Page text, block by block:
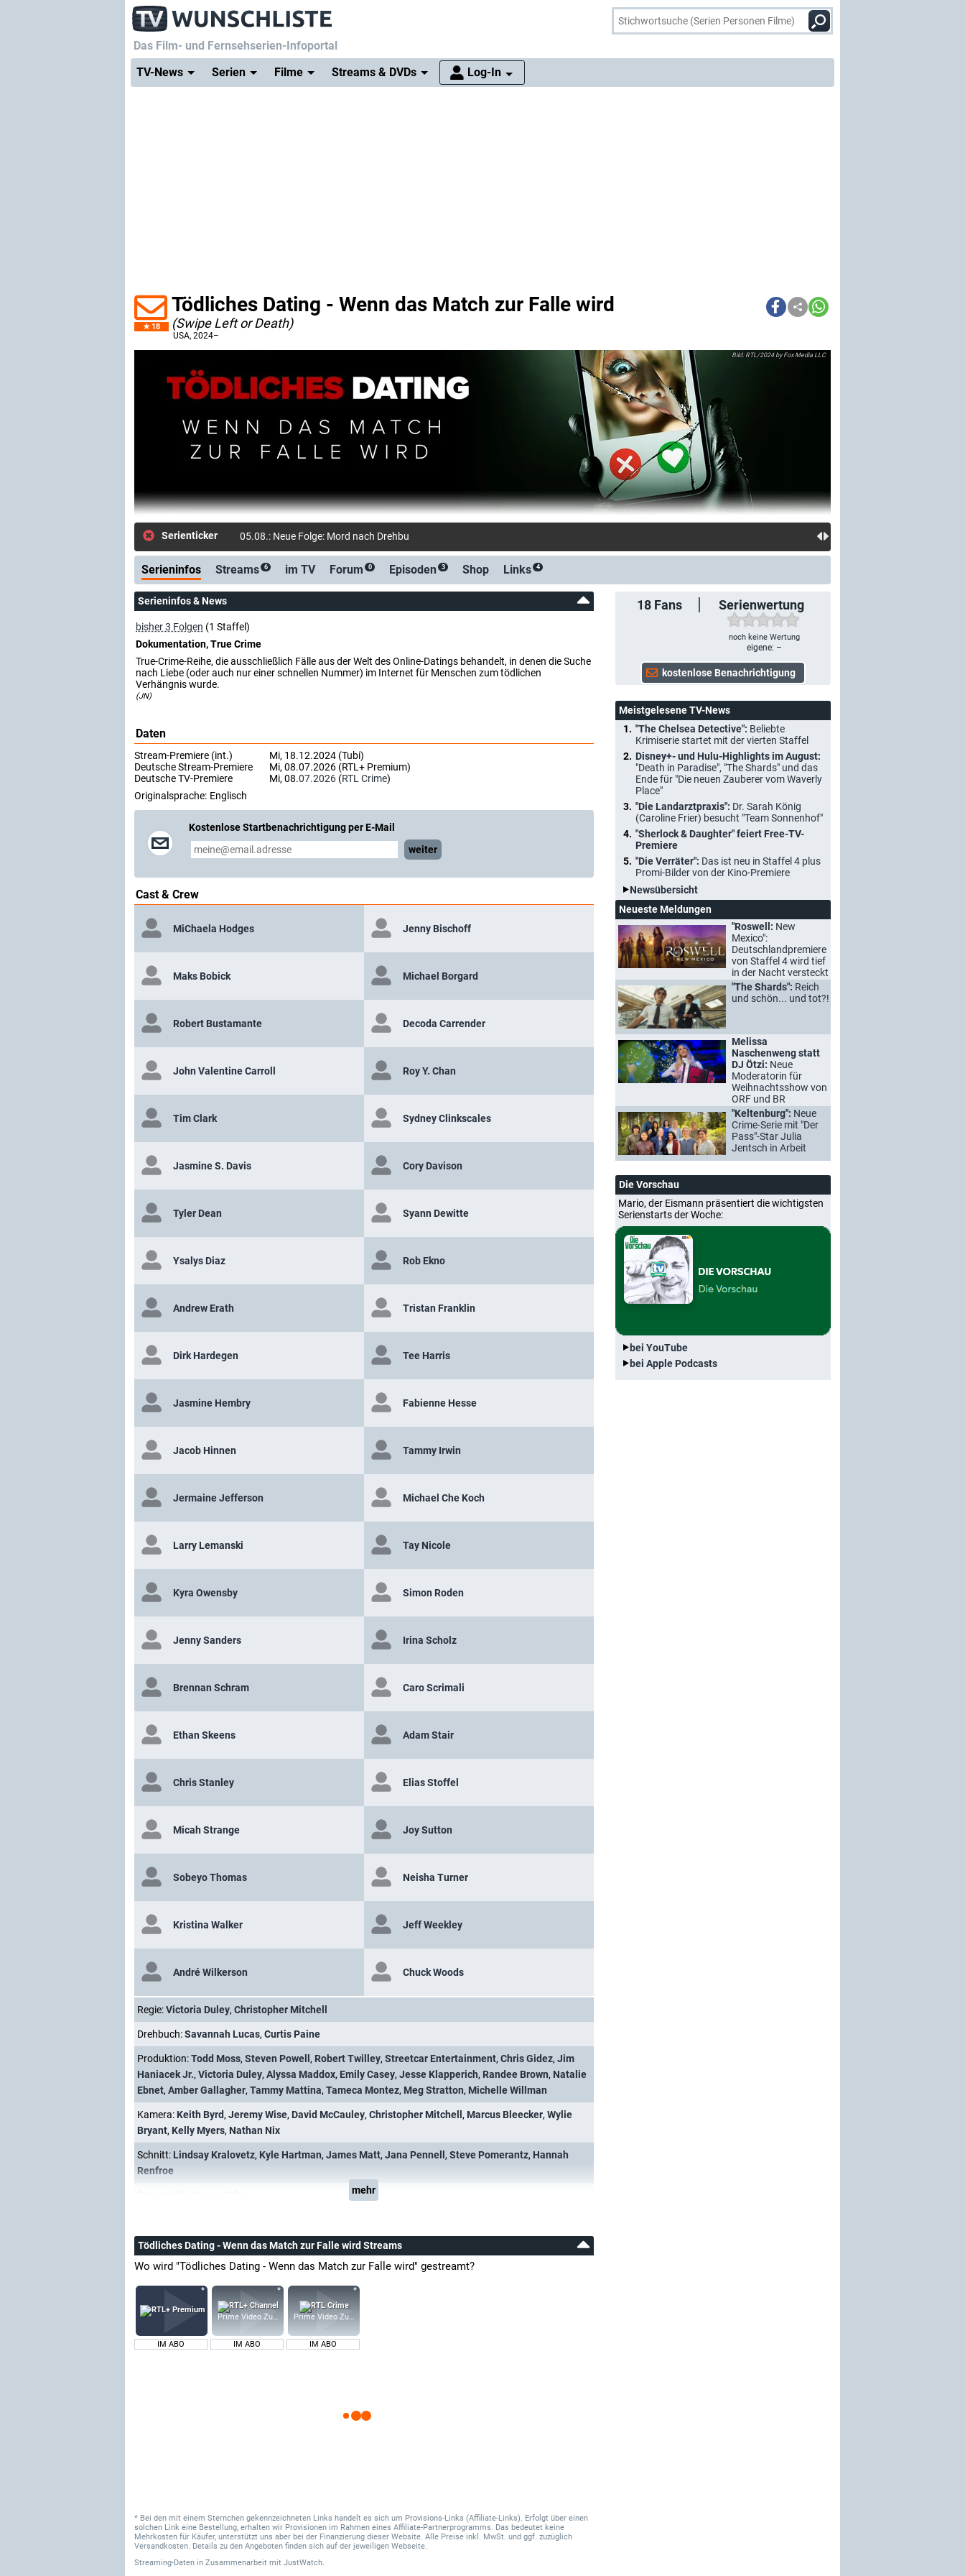
Das Film- und Fernsehserien-Infoportal
TV-News
Serien Filme Streams & DVDs Log-In
18
Tödliches Dating - Wenn das Match zur Falle wird
(Swipe Left or Death)
USA, 2024–
RTL/2024 by Fox Media LLC
Serienticker 05.08.: Neue Folge: Mord nach Drehbuch (waiputhek)
Serieninfos Streams 6 im TV Forum 0 Episoden 3 Shop Links 4
18 Fans Serienwertung
noch keine Wertung
eigene: –
Serieninfos & News
bisher 3 Folgen (1 Staffel)
Dokumentation, True Crime
True-Crime-Reihe, die ausschließlich Fälle aus der Welt des Online-Datings behandelt, in denen die Suche
nach Liebe (oder auch nur einer schnellen Nummer) im Internet für Menschen zum tödlichen
Verhängnis wurde.
(JN)
Daten
Stream-Premiere (int.)
Mi, 18.12.2024 (Tubi)
Deutsche Stream-Premiere
Mi, 08.07.2026 (RTL+ Premium)
Deutsche TV-Premiere
Mi, 08.07.2026 (RTL Crime)
Originalsprache: Englisch
Kostenlose Startbenachrichtigung per E-Mail
weiter
Cast & Crew
MiChaela Hodges Jenny Bischoff
Maks Bobick Michael Borgard
Robert Bustamante Decoda Carrender
John Valentine Carroll Roy Y. Chan
Tim Clark Sydney Clinkscales
Jasmine S. Davis Cory Davison
Tyler Dean Syann Dewitte
Ysalys Diaz Rob Ekno
Andrew Erath Tristan Franklin
Dirk Hardegen Tee Harris
Jasmine Hembry Fabienne Hesse
Jacob Hinnen Tammy Irwin
Jermaine Jefferson Michael Che Koch
Larry Lemanski Tay Nicole
Kyra Owensby Simon Roden
Jenny Sanders Irina Scholz
Brennan Schram Caro Scrimali
Ethan Skeens Adam Stair
Chris Stanley Elias Stoffel
Micah Strange Joy Sutton
Sobeyo Thomas Neisha Turner
Kristina Walker Jeff Weekley
André Wilkerson Chuck Woods
Regie:Victoria Duley, Christopher Mitchell
Drehbuch:Savannah Lucas, Curtis Paine
Produktion:Todd Moss, Steven Powell , Robert Twilley, Streetcar Entertainment, Chris Gidez, Jim
Haniacek Jr., Victoria Duley, Alyssa Maddox, Emily Casey, Jesse Klapperich, Randee Brown, Natalie
Ebnet, Amber Gallagher, Tammy Mattina, Tameca Montez, Meg Stratton, Michelle Willman
Kamera: Keith Byrd, Jeremy Wise, David McCauley, Christopher Mitchell , Marcus Bleecker, Wylie
Bryant, Kelly Myers, Nathan Nix
Schnitt: Lindsay Kralovetz, Kyle Hartman, James Matt, Jana Pennell , Steve Pomerantz, Hannah
Renfroe
mehr
Tödliches Dating - Wenn das Match zur Falle wird Streams
Wo wird "Tödliches Dating - Wenn das Match zur Falle wird" gestreamt?
IM ABO
Prime Video Zusatz-Kanäle
IM ABO
Prime Video Zusatz-Kanäle
IM ABO
* Bei den mit einem Sternchen gekennzeichneten Links handelt es sich um Provisions-Links (Affiliate-Links). Erfolgt über einen
solchen Link eine Bestellung, erhalten wir Provisionen im Rahmen eines Affiliate-Partnerprogramms. Das bedeutet keine
Mehrkosten für Käufer, unterstützt uns aber bei der Finanzierung dieser Website. Alle Preise inkl. MwSt. und ggf. zuzüglich
Versandkosten. Details zu den Angeboten finden sich auf der jeweiligen Webseite.
Streaming-Daten in Zusammenarbeit mit JustWatch.
Meistgelesene TV-News
"The Chelsea Detective": Beliebte
Krimiserie startet mit der vierten Staffel
Disney+- und Hulu-Highlights im August:
"Death in Paradise", "The Shards" und das
Ende für "Die neuen Zauberer vom Waverly
Place"
"Die Landarztpraxis": Dr. Sarah König
(Caroline Frier) besucht "Team Sonnenhof"
"Sherlock & Daughter" feiert Free-TV-
Premiere
"Die Verräter": Das ist neu in Staffel 4 plus
Promi-Bilder von der Kino-Premiere
Newsübersicht
Neueste Meldungen
"Roswell: New
Mexico":
Deutschlandpremiere
von Staffel 4 wird tief
in der Nacht versteckt
"The Shards": Reich
und schön... und tot?!
Melissa
Naschenweng statt
DJ Ötzi: Neue
Moderatorin für
Weihnachtsshow von
ORF und BR
"Keltenburg": Neue
Crime-Serie mit "Der
Pass"-Star Julia
Jentsch in Arbeit
Die Vorschau
Mario, der Eismann präsentiert die wichtigsten
Serienstarts der Woche:
bei YouTube
bei Apple Podcasts